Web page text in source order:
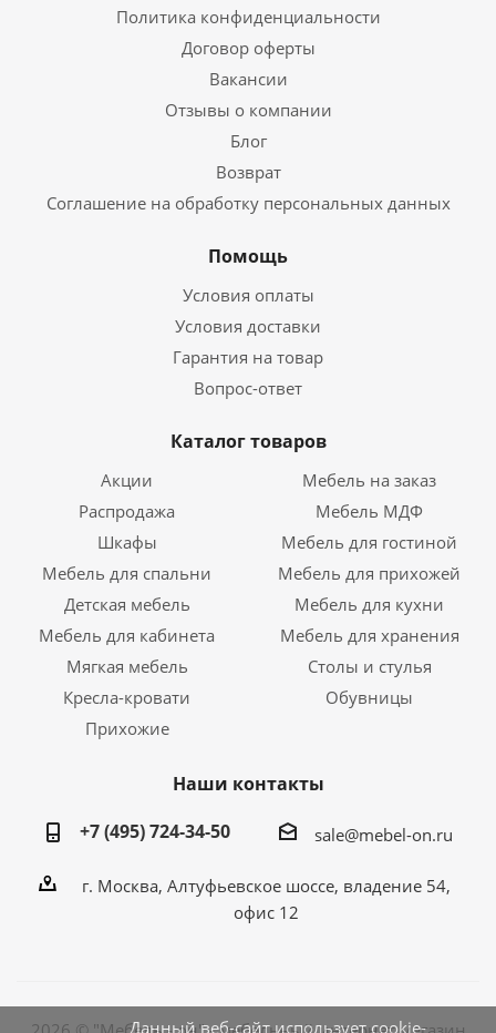
Политика конфиденциальности
Договор оферты
Вакансии
Отзывы о компании
Блог
Возврат
Соглашение на обработку персональных данных
Помощь
Условия оплаты
Условия доставки
Гарантия на товар
Вопрос-ответ
Каталог товаров
Акции
Мебель на заказ
Распродажа
Мебель МДФ
Шкафы
Мебель для гостиной
Мебель для спальни
Мебель для прихожей
Детская мебель
Мебель для кухни
Мебель для кабинета
Мебель для хранения
Мягкая мебель
Столы и стулья
Кресла-кровати
Обувницы
Прихожие
Наши контакты
+7 (495) 724-34-50
sale@mebel-on.ru
г. Москва, Алтуфьевское шоссе, владение 54,
офис 12
Данный веб-сайт использует cookie-